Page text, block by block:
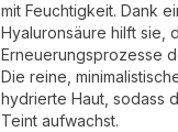
mit Feuchtigkeit. Dank
Hyaluronsäure hilft sie,
Erneuerungsprozesse
Die reine,
hydrierte Haut, sodass
Teint aufwachst.